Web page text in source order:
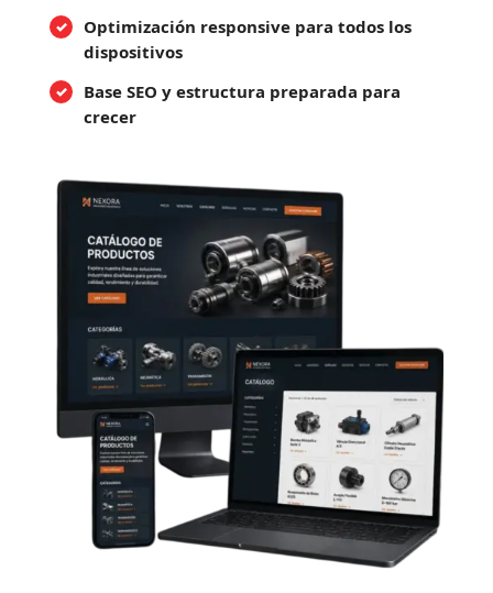
Optimización responsive para todos los
dispositivos
Base SEO y estructura preparada para
crecer